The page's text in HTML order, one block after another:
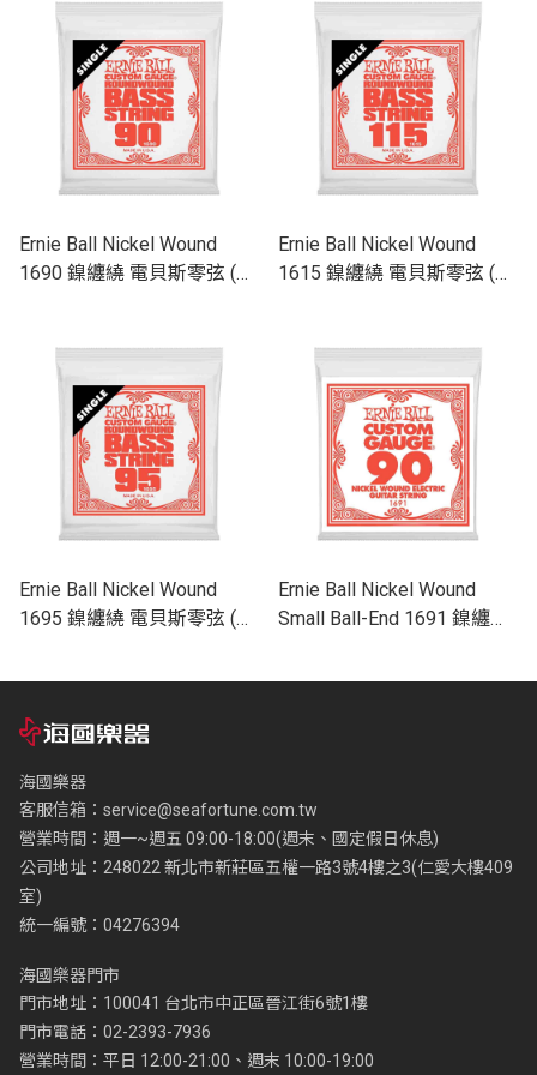
Ernie Ball Nickel Wound
1690 鎳纏繞 電貝斯零弦 (單
Ernie Ball Nickel Wound
1615 鎳纏繞 電貝斯零弦 (單
Ernie Ball Nickel Wound
1695 鎳纏繞 電貝斯零弦 (單
Ernie Ball Nickel Wound
Small Ball-End 1691 鎳纏繞
海國樂器
客服信箱： service@seafortune.com.tw
營業時間：週一~週五 09:00-18:00(週末、國定假日休息)
公司地址：248022 新北市新莊區五權一路3號4樓之3(仁愛大樓409
室)
統一編號：04276394
海國樂器門市
門市地址：100041 台北市中正區晉江街6號1樓
門市電話：02-2393-7936
營業時間：平日 12:00-21:00、週末 10:00-19:00